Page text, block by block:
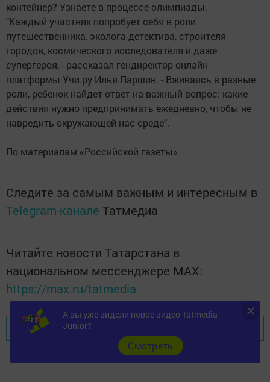
контейнер? Узнаете в процессе олимпиады.
"Каждый участник попробует себя в роли
путешественника, эколога-детектива, строителя
городов, космического исследователя и даже
супергероя, - рассказал гендиректор онлайн-
платформы Учи.ру Илья Паршин. - Вживаясь в разные
роли, ребенок найдет ответ на важный вопрос: какие
действия нужно предпринимать ежедневно, чтобы не
навредить окружающей нас среде".
По материалам «Российской газеты»
Следите за самым важным и интересным в
Telegram-канале Татмедиа
Читайте новости Татарстана в
национальном мессенджере MАХ:
https://max.ru/tatmedia
Перейти на страницу новости
А вы уже видели новое видео Tatmedia
Junior?
Cмотреть